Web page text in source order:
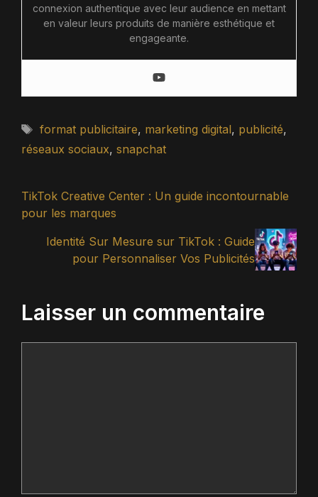
connexion authentique avec leur audience en mettant
en valeur leurs produits de manière esthétique et
engageante.
Étiquettes
format publicitaire, marketing digital, publicité,
réseaux sociaux, snapchat
TikTok Creative Center : Un guide incontournable
pour les marques
Identité Sur Mesure sur TikTok : Guide
pour Personnaliser Vos Publicités
Laisser un commentaire